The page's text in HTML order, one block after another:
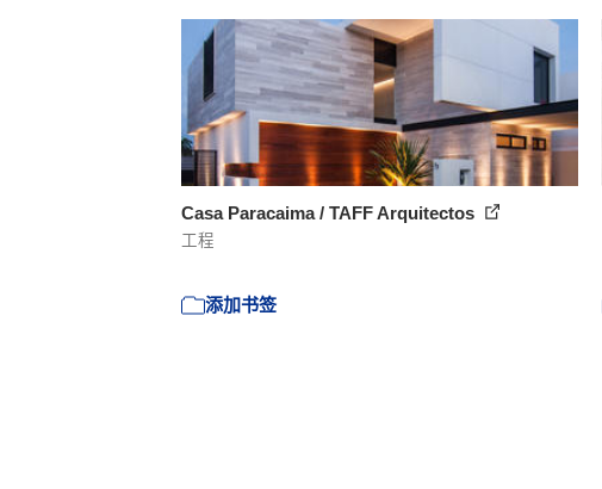
Casa Paracaima / TAFF Arquitectos
工程
添加书签